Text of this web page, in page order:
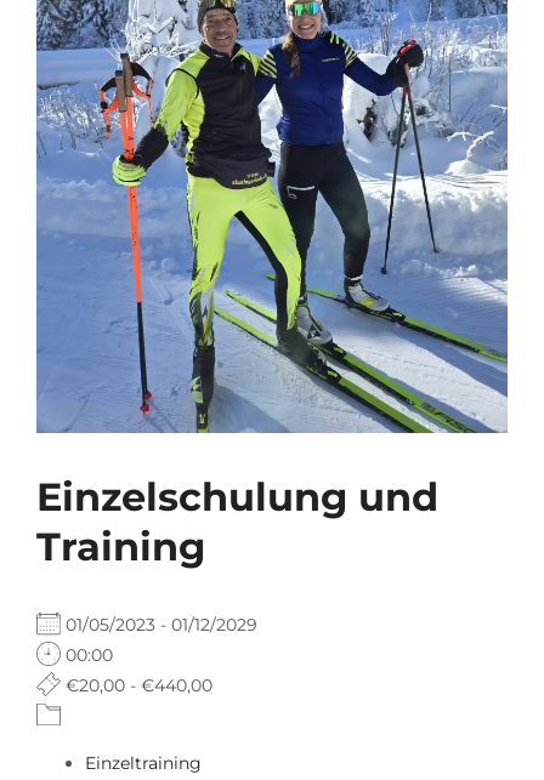
Einzelschulung und
Training
01/05/2023 - 01/12/2029
00:00
€20,00 - €440,00
Einzeltraining